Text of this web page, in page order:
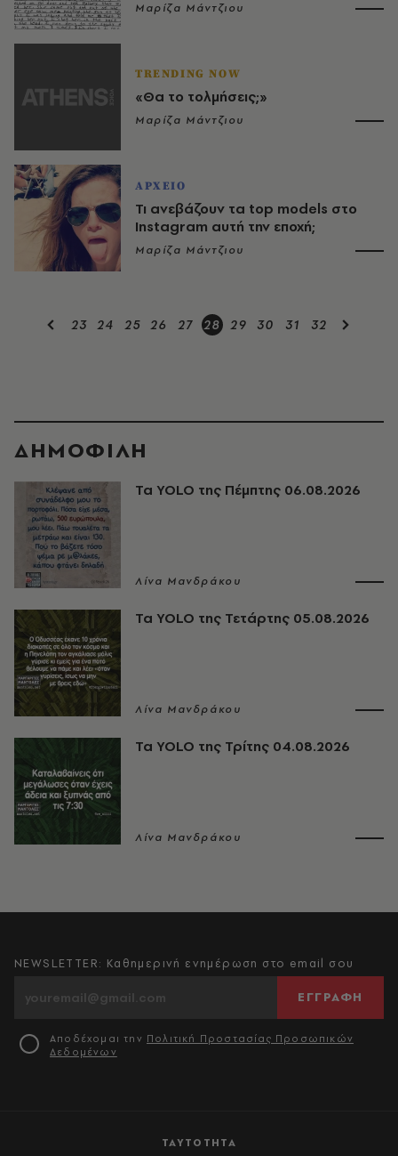
Μαρίζα Μάντζιου
TRENDING NOW
«Θα το τολμήσεις;»
Μαρίζα Μάντζιου
ΑΡΧΕΙΟ
Τι ανεβάζουν τα top models στο
Instagram αυτή την εποχή;
Μαρίζα Μάντζιου
23 24 25 26 27 28 29 30 31 32
ΔΗΜΟΦΙΛΗ
Τα YOLO της Πέμπτης 06.08.2026
Λίνα Μανδράκου
Τα YOLO της Τετάρτης 05.08.2026
Λίνα Μανδράκου
Τα YOLO της Τρίτης 04.08.2026
Λίνα Μανδράκου
ΤΑΥΤΟΤΗΤΑ
NEWSLETTER: Καθημερινή ενημέρωση στο email σου
ΕΓΓΡΑΦΗ
Αποδέχομαι την Πολιτική Προστασίας Προσωπικών
Δεδομένων